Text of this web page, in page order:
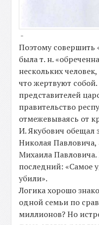
-
Поэтому совершить
была т. н.
нескольких
что жертвуют
представителей
правительство
отмежевываясь от
И. Якубович обещал
Николая
Михаила Павловича.
последний: «Самое
убили».
Логика хорошо
одной семьи по
миллионов? Но